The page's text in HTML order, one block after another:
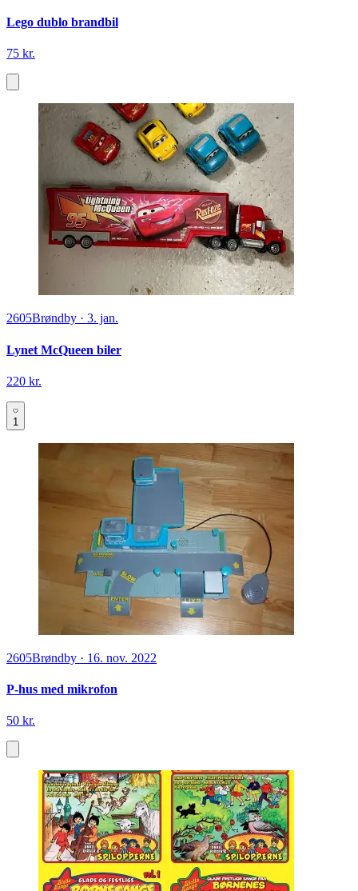
Lego dublo brandbil
75 kr.
2605Brøndby · 3. jan.
Lynet McQueen biler
220 kr.
1
2605Brøndby · 16. nov. 2022
P-hus med mikrofon
50 kr.